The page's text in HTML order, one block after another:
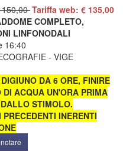
150,00Tariffa web: € 135,00
COMPLETO,
LINFONODALI
16:40
- VIGE
DA 6 ORE, FINIRE
DI ACQUA UN'ORA PRIMA
STIMOLO.
INERENTI